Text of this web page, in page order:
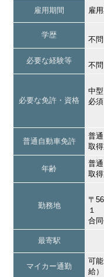
雇用期間 雇
学歴
不問
必要な経験等
不問
必要な免許・資格
中
必須
普通自動車免許
普
取
年齢
普
取
勤務地
〒
１
合
最寄駅
マイカー通勤
可
給）